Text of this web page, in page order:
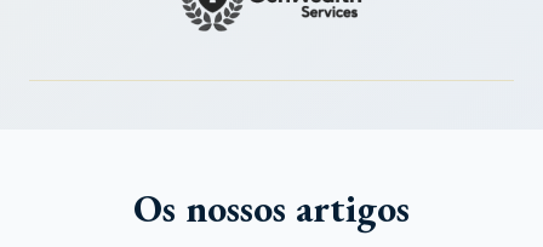
Os nossos artigos